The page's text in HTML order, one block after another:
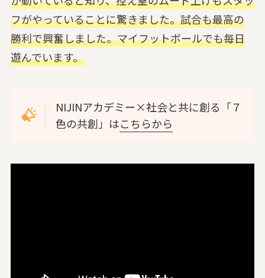
フがやっていることに驚きました。試合も最高の
勝利で興奮しました。マイフットボールでも毎日
遊んでいます。
NIJINアカデミー×社会と共に創る「７
色の共創」はこちらから